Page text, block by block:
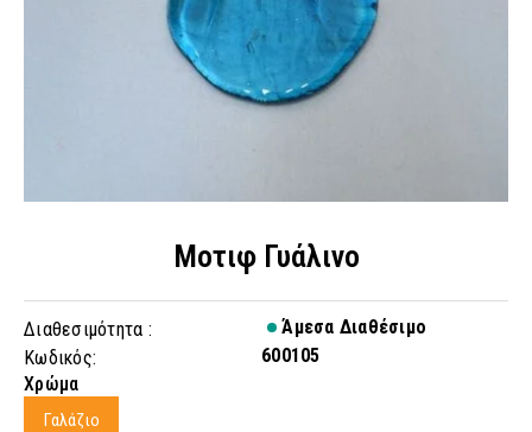
Μοτιφ Γυάλινο
Διαθεσιμότητα :
Άμεσα Διαθέσιμο
Κωδικός:
600105
Χρώμα
Γαλάζιο